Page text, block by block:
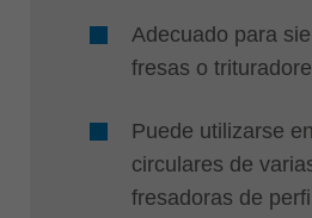
Adecuado para
fresas o
Puede utilizarse
circulares de
fresadoras de